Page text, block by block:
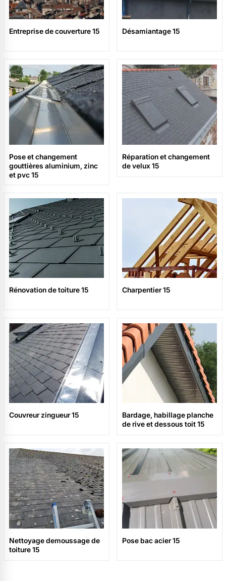
Entreprise de couverture 15 Désamiantage 15
Pose et changement
gouttières aluminium, zinc
et pvc 15
Réparation et changement
de velux 15
Rénovation de toiture 15 Charpentier 15
Couvreur zingueur 15
Bardage, habillage planche
de rive et dessous toit 15
Nettoyage demoussage de
toiture 15
Pose bac acier 15